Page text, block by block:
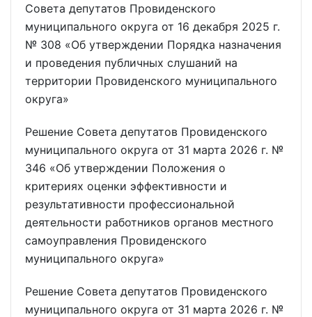
Совета депутатов Провиденского
муниципального округа от 16 декабря 2025 г.
№ 308 «Об утверждении Порядка назначения
и проведения публичных слушаний на
территории Провиденского муниципального
округа»
Решение Совета депутатов Провиденского
муниципального округа от 31 марта 2026 г. №
346 «Об утверждении Положения о
критериях оценки эффективности и
результативности профессиональной
деятельности работников органов местного
самоуправления Провиденского
муниципального округа»
Решение Совета депутатов Провиденского
муниципального округа от 31 марта 2026 г. №